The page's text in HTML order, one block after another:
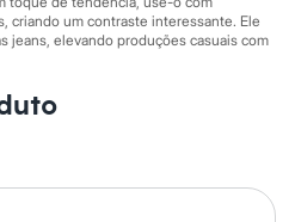
criando um contraste interessante. Ele
jeans, elevando produções casuais com